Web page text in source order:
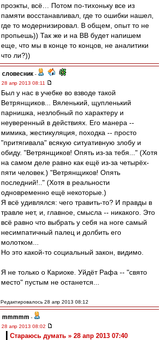
проэкты, всё… Потом по-тихоньку все из
памяти восстанавливал, где то ошибки нашел,
где то модернизировал. В общем, опыт то не
пропьешь)) Так же и на ВВ будет напишем
еще, что мы в конце то концов, не аналитики
что ли?))
словесник -
28 апр 2013 08:11
Был у нас в учебке во взводе такой
Ветрянщиков... Вяленький, щупленький
парнишка, незлобный по характеру и
неуверенный в действиях. Его манера --
мимика, жестикуляция, походка -- просто
"притягивала" всякую ситуативную злобу и
обиду. "Ветрянщиков! Опять из-за тебя..." (Хотя
на самом деле равно как ещё из-за четырёх-
пяти человек.) "Ветрянщиков! Опять
последний!.." (Хотя в реальности
одновременно ещё некоторые.)
Я всё удивлялся: чего травить-то? И правды в
травле нет, и, главное, смысла -- никакого. Это
всё равно что выбрать у себя на ноге самый
несимпатичный палец и долбить его
молотком...
Но это какой-то социальный закон, видимо.
Я не только о Кариоке. Уйдёт Рафа -- "свято
место" пустым не останется...
Редактировалось 28 апр 2013 08:12
mmmmm -
28 апр 2013 08:02
Стараюсь думать » 28 апр 2013 07:40